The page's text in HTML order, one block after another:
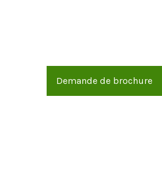
Demande de brochure